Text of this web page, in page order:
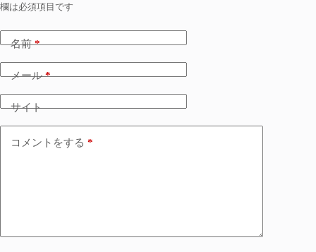
欄は必須項目です
名前*
メール*
サイト
コメントをする *